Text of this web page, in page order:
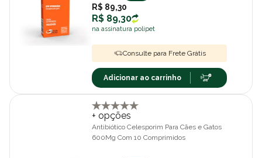
R$ 89,30
R$ 89,30
na assinatura polipet
Consulte para Frete Grátis
Adicionar ao carrinho
+ opções
Antibiótico Celesporim Para Cães e Gatos
600Mg Com 10 Comprimidos